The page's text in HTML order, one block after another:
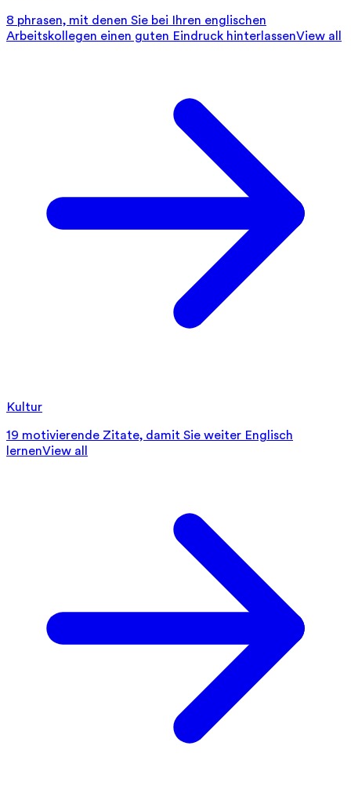
8 phrasen, mit denen Sie bei Ihren englischen
Arbeitskollegen einen guten Eindruck hinterlassenView all
Kultur
19 motivierende Zitate, damit Sie weiter Englisch
lernenView all